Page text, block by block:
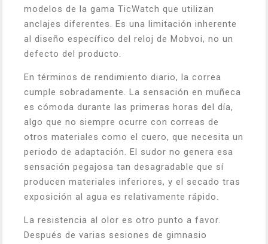
modelos de la gama TicWatch que utilizan
anclajes diferentes. Es una limitación inherente
al diseño específico del reloj de Mobvoi, no un
defecto del producto.
En términos de rendimiento diario, la correa
cumple sobradamente. La sensación en muñeca
es cómoda durante las primeras horas del día,
algo que no siempre ocurre con correas de
otros materiales como el cuero, que necesita un
periodo de adaptación. El sudor no genera esa
sensación pegajosa tan desagradable que sí
producen materiales inferiores, y el secado tras
exposición al agua es relativamente rápido.
La resistencia al olor es otro punto a favor.
Después de varias sesiones de gimnasio